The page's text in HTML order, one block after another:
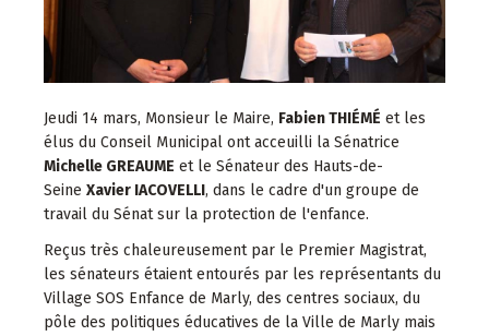
Jeudi 14 mars, Monsieur le Maire, Fabien THIÉMÉ et les
élus du Conseil Municipal ont acceuilli la Sénatrice
Michelle GREAUME et le Sénateur des Hauts-de-
Seine Xavier IACOVELLI, dans le cadre d'un groupe de
travail du Sénat sur la protection de l'enfance.
Reçus très chaleureusement par le Premier Magistrat,
les sénateurs étaient entourés par les représentants du
Village SOS Enfance de Marly, des centres sociaux, du
pôle des politiques éducatives de la Ville de Marly mais